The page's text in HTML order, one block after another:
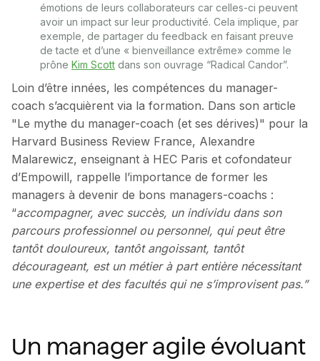
émotions de leurs collaborateurs car celles-ci peuvent
avoir un impact sur leur productivité. Cela implique, par
exemple, de partager du feedback en faisant preuve
de tacte et d’une « bienveillance extrême» comme le
prône Kim Scott dans son ouvrage “Radical Candor”.
Loin d’être innées, les compétences du manager-
coach s’acquièrent via la formation. Dans son article
"Le mythe du manager-coach (et ses dérives)" pour la
Harvard Business Review France, Alexandre
Malarewicz, enseignant à HEC Paris et cofondateur
d’Empowill, rappelle l’importance de former les
managers à devenir de bons managers-coachs :
“accompagner, avec succès, un individu dans son
parcours professionnel ou personnel, qui peut être
tantôt douloureux, tantôt angoissant, tantôt
décourageant, est un métier à part entière nécessitant
une expertise et des facultés qui ne s’improvisent pas.”
Un manager agile évoluant